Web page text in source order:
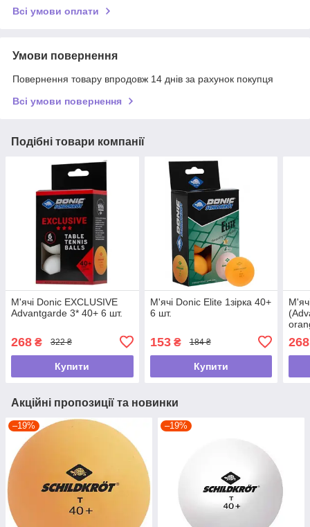
Всі умови оплати
Умови повернення
Повернення товару впродовж 14 днів за рахунок покупця
Всі умови повернення
Подібні товари компанії
М'ячі Donic EXCLUSIVE
Advantgarde 3* 40+ 6 шт.
268 ₴ 322 ₴
Купити
М'ячі Donic Elite 1зірка 40+
6 шт.
153₴ 184 ₴
Купити
268
Акційні пропозиції та новинки
–19% –19%